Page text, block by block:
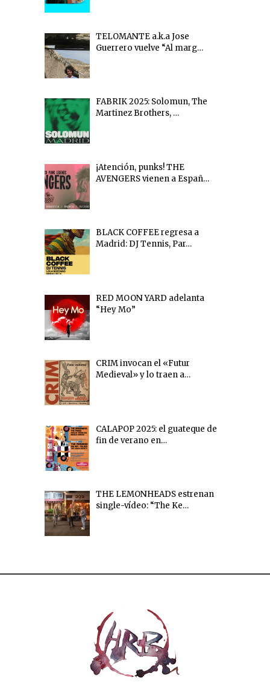
TELOMANTE a.k.a Jose
Guerrero vuelve “Al marg…
FABRIK 2025: Solomun, The
Martinez Brothers, …
¡Atención, punks! THE
AVENGERS vienen a Españ…
BLACK COFFEE regresa a
Madrid: DJ Tennis, Par…
RED MOON YARD adelanta
“Hey Mo”
CRIM invocan el «Futur
Medieval» y lo traen a…
CALAPOP 2025: el guateque de
fin de verano en…
THE LEMONHEADS estrenan
single-vídeo: “The Ke…